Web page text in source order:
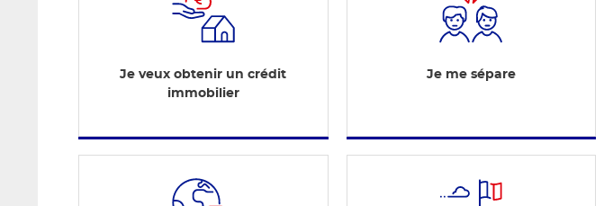
Je veux obtenir un crédit
immobilier
Je me sépare